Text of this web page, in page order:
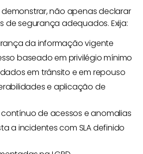
não apenas declarar
segurança adequados. Exija:
da informação vigente
baseado em privilégio mínimo
em trânsito e em repouso
e aplicação de
de acessos e anomalias
a incidentes com SLA definido